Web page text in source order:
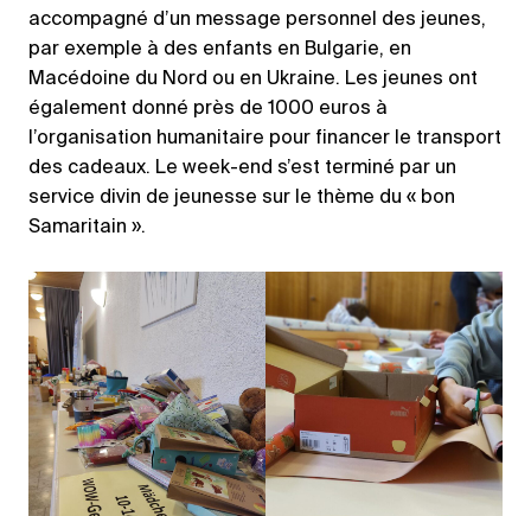
accompagné d’un message personnel des jeunes,
par exemple à des enfants en Bulgarie, en
Macédoine du Nord ou en Ukraine. Les jeunes ont
également donné près de 1000 euros à
l’organisation humanitaire pour financer le transport
des cadeaux. Le week-end s’est terminé par un
service divin de jeunesse sur le thème du « bon
Samaritain ».